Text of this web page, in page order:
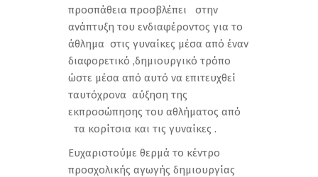
προσπάθεια προσβλέπει στην
ανάπτυξη του ενδιαφέροντος για το
άθλημα στις γυναίκες μέσα από έναν
διαφορετικό ,δημιουργικό τρόπο
ώστε μέσα από αυτό να επιτευχθεί
ταυτόχρονα αύξηση της
εκπροσώπησης του αθλήματος από
τα κορίτσια και τις γυναίκες .
Ευχαριστούμε θερμά το κέντρο
προσχολικής αγωγής δημιουργίας